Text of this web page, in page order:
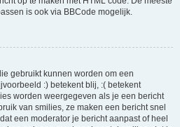
is ook via BBCode mogelijk.
gebruikt kunnen worden om een
:) betekent blij, :( betekent
worden weergegeven als je een bericht
van smilies, ze maken een bericht snel
een moderator je bericht aanpast of heel